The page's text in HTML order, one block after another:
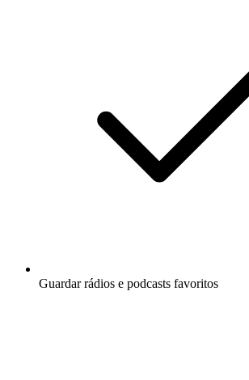
Guardar rádios e podcasts favoritos